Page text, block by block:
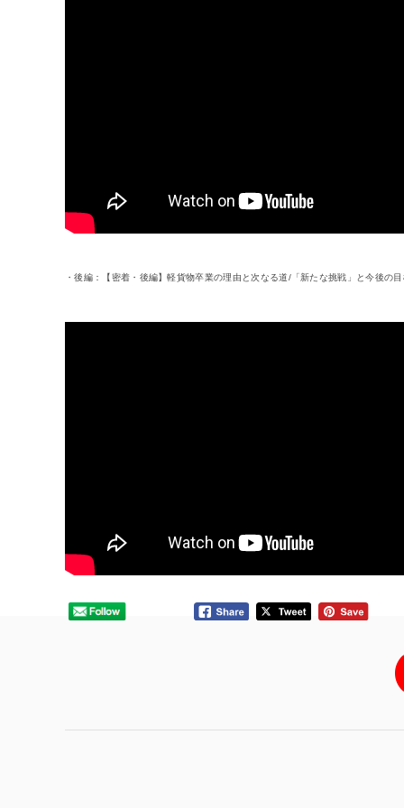
・後編：【密着・後編】軽貨物卒業の理由と次なる道/「新たな挑戦」と今後の